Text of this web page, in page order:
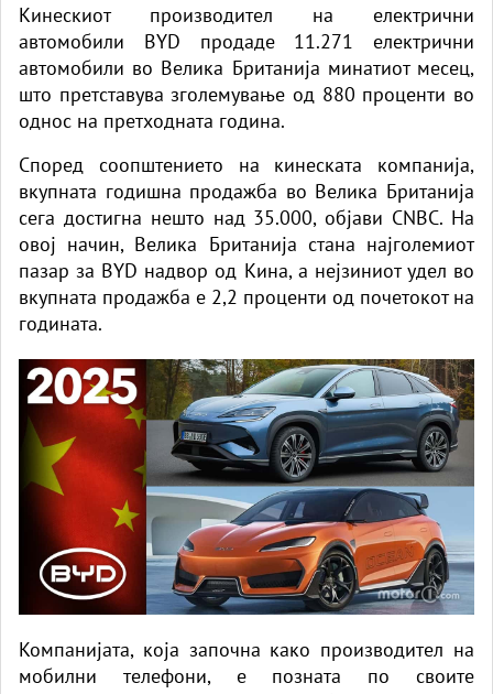
Кинескиот производител на електрични
автомобили BYD продаде 11.271 електрични
автомобили во Велика Британија минатиот месец,
што претставува зголемување од 880 проценти во
однос на претходната година.
Според соопштението на кинеската компанија,
вкупната годишна продажба во Велика Британија
сега достигна нешто над 35.000, објави CNBC. На
овој начин, Велика Британија стана најголемиот
пазар за BYD надвор од Кина, а нејзиниот удел во
вкупната продажба е 2,2 проценти од почетокот на
годината.
Компанијата, која започна како производител на
мобилни телефони, е позната по своите